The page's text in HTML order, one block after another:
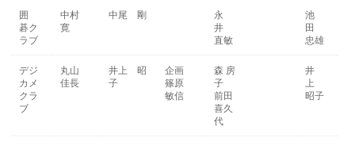
囲
碁ク
ラブ
中村
寛
中尾 剛
永
井
直敏
池
田
忠雄
デジ
カメ
クラ
ブ
丸山
佳長
井上 昭
子
企画
篠原
敏信
森 房
子
前田
喜久
代
井
上
昭子